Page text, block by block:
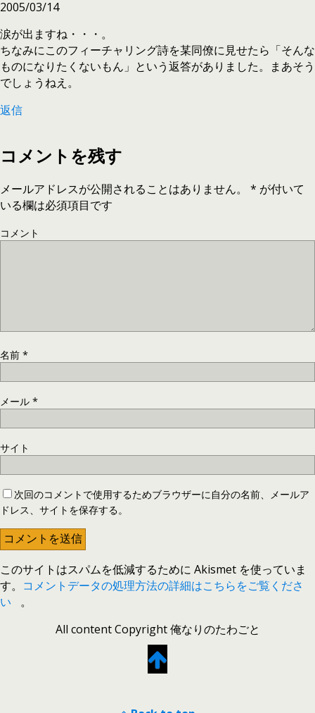
2005/03/14
涙が出ますね・・・。
ちなみにこのフィーチャリング詩を某同僚に見せたら「そんな
ものになりたくないもん」という返答がありました。まあそう
でしょうねえ。
返信
コメントを残す
メールアドレスが公開されることはありません。 * が付いて
いる欄は必須項目です
コメント
名前 *
メール *
サイト
次回のコメントで使用するためブラウザーに自分の名前、メールア
ドレス、サイトを保存する。
このサイトはスパムを低減するために Akismet を使っていま
す。 コメントデータの処理方法の詳細はこちらをご覧くださ
い
。
All content Copyright 俺なりのたわごと